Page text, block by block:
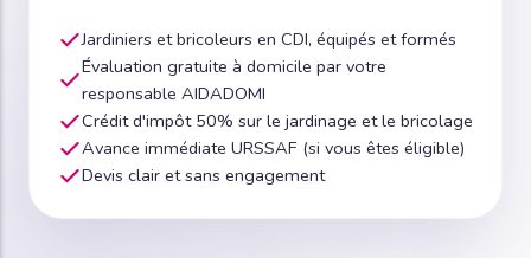
Jardiniers et bricoleurs en CDI, équipés et formés
Évaluation gratuite à domicile par votre
responsable AIDADOMI
Crédit d'impôt 50% sur le jardinage et le bricolage
Avance immédiate URSSAF (si vous êtes éligible)
Devis clair et sans engagement